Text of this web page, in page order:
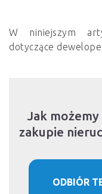
W niniejszym
dotyczące
Jak
zakupie
ODBIÓR